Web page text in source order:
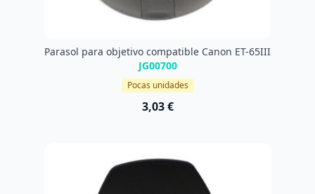
Parasol para objetivo compatible Canon ET-65III
JG00700
Pocas unidades
3,03 €